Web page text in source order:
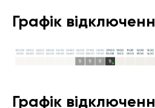
Графік
Графік